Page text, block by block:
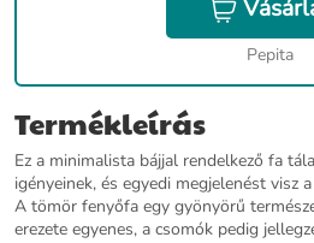
Pepita
Termékleírás
Ez a minimalista bájjal rendelkező fa
igényeinek, és egyedi megjelenést visz
A tömör fenyőfa egy gyönyörű
erezete egyenes, a csomók pedig